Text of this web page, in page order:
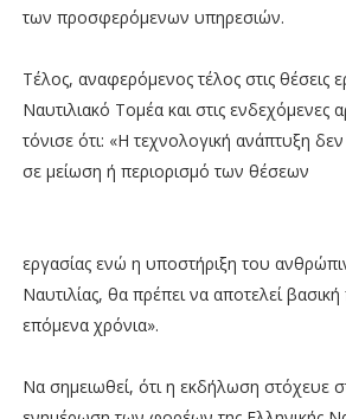
των προσφερόμενων υπηρεσιών.
Τέλος, αναφερόμενος τέλος στις θέσεις
Ναυτιλιακό Τομέα και στις ενδεχόμενες
τόνισε ότι: «Η τεχνολογική ανάπτυξη
σε μείωση ή περιορισμό των θέσεων
εργασίας ενώ η υποστήριξη του
Ναυτιλίας, θα πρέπει να αποτελεί βασική
επόμενα χρόνια».
Να σημειωθεί, ότι η εκδήλωση στόχευε